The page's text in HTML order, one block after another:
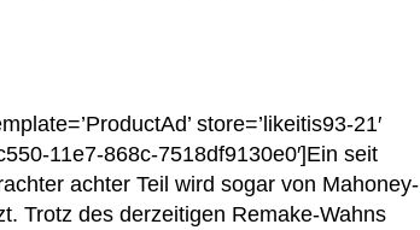
store=’likeitis93-21′
11e7-868c-7518df9130e0′]Ein seit
achter Teil wird sogar von Mahoney-
Trotz des derzeitigen Remake-Wahns